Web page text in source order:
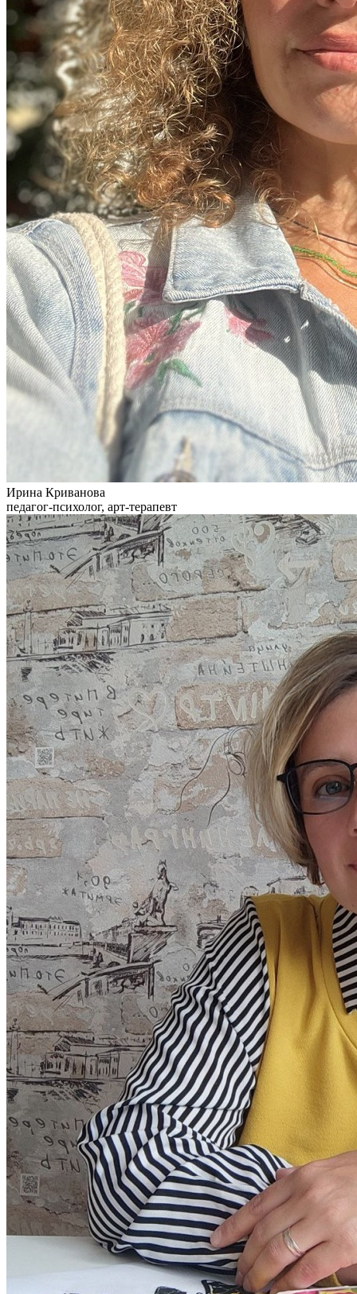
Ирина Криванова
педагог-психолог, арт-терапевт